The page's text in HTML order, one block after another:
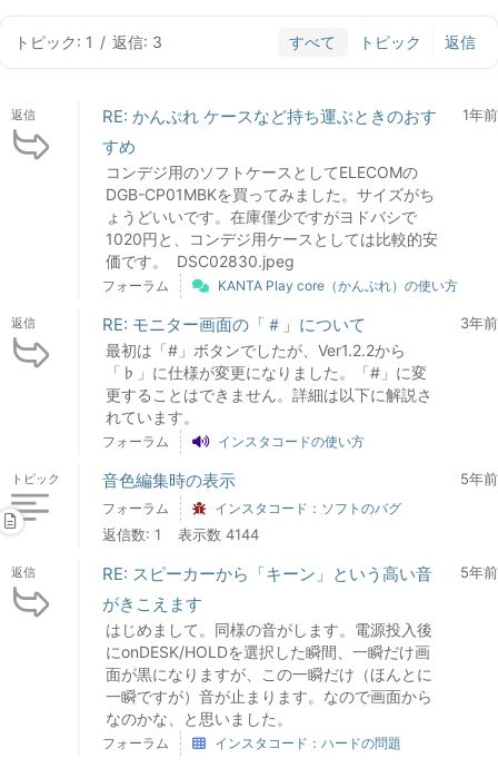
トピック: 1 / 返信: 3 すべて トピック 返信
返信
RE: かんぷれ ケースなど持ち運ぶときのおす
すめ
コンデジ用のソフトケースとしてELECOMの
DGB-CP01MBKを買ってみました。サイズがち
ょうどいいです。在庫僅少ですがヨドバシで
1020円と、コンデジ用ケースとしては比較的安
価です。 DSC02830.jpeg
1年前
フォーラム KANTA Play core（かんぷれ）の使い方
返信 RE: モニター画面の「＃」について
最初は「#」ボタンでしたが、Ver1.2.2から
「♭」に仕様が変更になりました。「#」に変
更することはできません。詳細は以下に解説さ
れています。
3年前
フォーラム インスタコードの使い方
トピック 音色編集時の表示 5年前
フォーラム インスタコード：ソフトのバグ
返信数: 1 表示数 4144
返信
RE: スピーカーから「キーン」という高い音
がきこえます
はじめまして。同様の音がします。電源投入後
にonDESK/HOLDを選択した瞬間、一瞬だけ画
面が黒になりますが、この一瞬だけ（ほんとに
一瞬ですが）音が止まります。なので画面から
なのかな、と思いました。
5年前
フォーラム インスタコード：ハードの問題